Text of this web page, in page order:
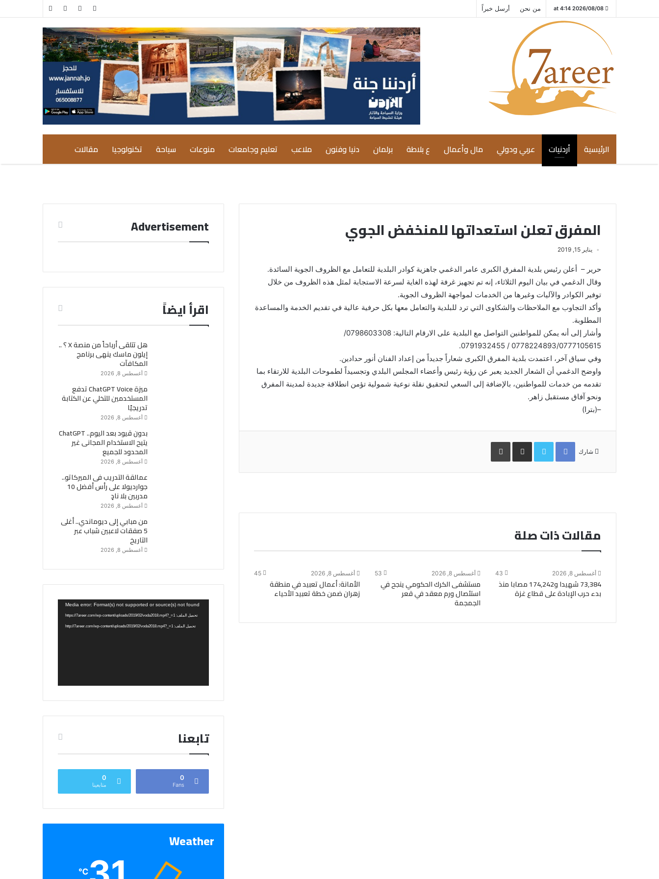
2026/08/08 at 4:14 من نحن أرسل خبراً
جانبي
مقال
الرئيسية أردنيات عربي ودولي مال وأعمال ع بلاطة برلمان دنيا وفنون ملاعب تعليم وجامعات منوعات سياحة تكنولوجيا مقالات
المفرق تعلن استعداتها للمنخفض الجوي
يناير 15, 2019
حرير – أعلن رئيس بلدية المفرق الكبرى عامر الدغمي جاهزية كوادر البلدية للتعامل مع الظروف الجوية السائدة.
وقال الدغمي في بيان اليوم الثلاثاء، إنه تم تجهيز غرفة لهذه الغاية لسرعة الاستجابة لمثل هذه الظروف من خلال
توفير الكوادر والآليات وغيرها من الخدمات لمواجهة الظروف الجوية.
وأكد التجاوب مع الملاحظات والشكاوى التي ترد للبلدية والتعامل معها بكل حرفية عالية في تقديم الخدمة والمساعدة
المطلوبة.
وأشار إلى أنه يمكن للمواطنين التواصل مع البلدية على الارقام التالية: 0798603308/
0778224893/0777105615 / 0791932455.
وفي سياق آخر، اعتمدت بلدية المفرق الكبرى شعاراً جديداً من إعداد الفنان أنور حدادين.
واوضح الدغمي أن الشعار الجديد يعبر عن رؤية رئيس وأعضاء المجلس البلدي وتجسيداً لطموحات البلدية للارتقاء بما
تقدمه من خدمات للمواطنين، بالإضافة إلى السعي لتحقيق نقلة نوعية شمولية تؤمن انطلاقة جديدة لمدينة المفرق
ونحو آفاق مستقبل زاهر.
–(بترا)
شارك
Facebook
Twitterمشاركة
البريد
طباعة
مقالات ذات صلة
أغسطس 8, 2026 43
73,384 شهيدا و174,242 مصابا منذ
بدء حرب الإبادة على قطاع غزة
أغسطس 8, 2026 53
مستشفى الكرك الحكومي ينجح في
استئصال ورم معقد في قعر
الجمجمة
أغسطس 8, 2026 45
الأمانة: أعمال تعبيد في منطقة
زهران ضمن خطة تعبيد الأحياء
Advertisement
اقرأ ايضاً
هل تتلقى أرباحاً من منصة X ؟ ..
إيلون ماسك ينهى برنامج
المكافآت
أغسطس 8, 2026
ميزة ChatGPT Voice تدفع
المستخدمين للتخلي عن الكتابة
تدريجيًا
أغسطس 8, 2026
بدون قيود بعد اليوم.. ChatGPT
يتيح الاستخدام المجانى غير
المحدود للجميع
أغسطس 8, 2026
عمالقة التدريب فى الميركاتو..
جوارديولا على رأس أفضل 10
مدربين بلا نادٍ
أغسطس 8, 2026
من مبابي إلى ديوماندي.. أغلى
5 صفقات لاعبين شباب عبر
التاريخ
أغسطس 8, 2026
مشغل
الفيديو
Media error: Format(s) not supported or source(s) not found
تحميل الملف: https://7areer.com/wp-content/uploads/2019/02/voda2018.mp4?_=1
تحميل الملف: http://7areer.com/wp-content/uploads/2019/02/voda2018.mp4?_=1
تابعنا
0
Fans
0
متابعينا
Weather
℃